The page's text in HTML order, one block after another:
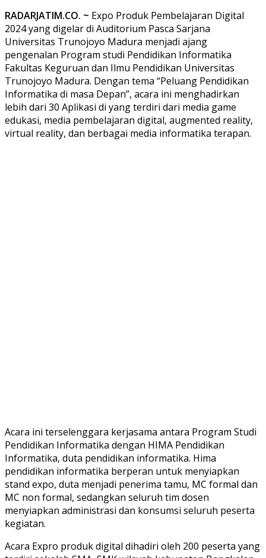
RADARJATIM.CO. ~ Expo Produk Pembelajaran Digital
2024 yang digelar di Auditorium Pasca Sarjana
Universitas Trunojoyo Madura menjadi ajang
pengenalan Program studi Pendidikan Informatika
Fakultas Keguruan dan Ilmu Pendidikan Universitas
Trunojoyo Madura. Dengan tema “Peluang Pendidikan
Informatika di masa Depan”, acara ini menghadirkan
lebih dari 30 Aplikasi di yang terdiri dari media game
edukasi, media pembelajaran digital, augmented reality,
virtual reality, dan berbagai media informatika terapan.
Acara ini terselenggara kerjasama antara Program Studi
Pendidikan Informatika dengan HIMA Pendidikan
Informatika, duta pendidikan informatika. Hima
pendidikan informatika berperan untuk menyiapkan
stand expo, duta menjadi penerima tamu, MC formal dan
MC non formal, sedangkan seluruh tim dosen
menyiapkan administrasi dan konsumsi seluruh peserta
kegiatan.
Acara Expro produk digital dihadiri oleh 200 peserta yang